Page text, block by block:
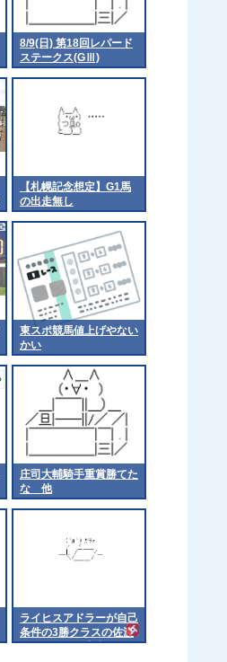
8/9(日) 第18回レパード
ステークス(GⅢ)
【札幌記念想定】G1馬
の出走無し
東スポ競馬値上げやない
かい
庄司大輔騎手重賞勝てた
な 他
ライヒスアドラーが自己
条件の3勝クラスの佐渡
ステークスに出走